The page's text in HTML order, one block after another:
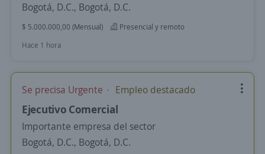
Bogotá, D.C., Bogotá, D.C.
$ 5.000.000,00 (Mensual)
Presencial y remoto
Hace 1 hora
Se precisa Urgente Empleo destacado
Ejecutivo Comercial
Importante empresa del sector
Bogotá, D.C., Bogotá, D.C.